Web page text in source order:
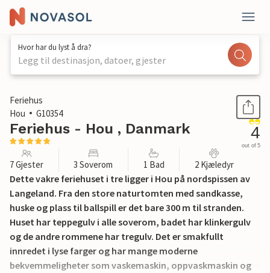
Hvor har du lyst å dra?
Legg til destinasjon, datoer, gjester
1 / 29
Feriehus
Hou
G10354
Feriehus - Hou , Danmark 4
out of 5
7 Gjester 3 Soverom 1 Bad 2 Kjæledyr
Dette vakre feriehuset i tre ligger i Hou på nordspissen av
Langeland. Fra den store naturtomten med sandkasse,
huske og plass til ballspill er det bare 300 m til stranden.
Huset har teppegulv i alle soverom, badet har klinkergulv
og de andre rommene har tregulv. Det er smakfullt
innredet i lyse farger og har mange moderne
bekvemmeligheter som vaskemaskin, oppvaskmaskin og